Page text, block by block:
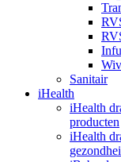
Sanitair
iHealth
iHealth
producten
iHealth